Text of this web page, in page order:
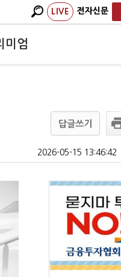
LIVE 전자신문
미엄
답글쓰기
2026-05-15 13:46:42